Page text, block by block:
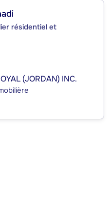
résidentiel et
(JORDAN) INC.